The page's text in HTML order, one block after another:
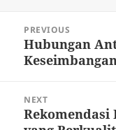
navigation
PREVIOUS
Previous
post:
Hubungan
NEXT
Next